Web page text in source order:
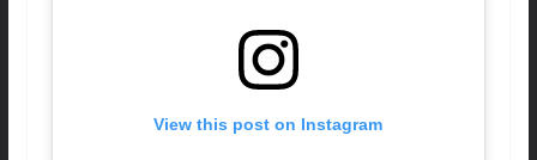
View this post on Instagram